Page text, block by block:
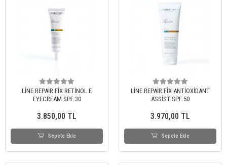
LİNE REPAİR FİX RETİNOL E
EYECREAM SPF 30
3.850,00 TL
Sepete Ekle
LİNE REPAİR FİX ANTİOXİDANT
ASSİST SPF 50
3.970,00 TL
Sepete Ekle